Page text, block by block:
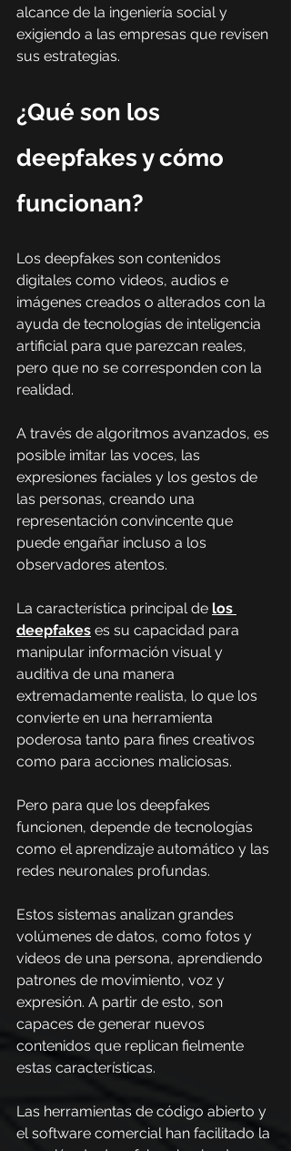
alcance de la ingeniería social y
exigiendo a las empresas que revisen
sus estrategias.
¿Qué son los
deepfakes y cómo
funcionan?
Los deepfakes son contenidos
digitales como videos, audios e
imágenes creados o alterados con la
ayuda de tecnologías de inteligencia
artificial para que parezcan reales,
pero que no se corresponden con la
realidad.
A través de algoritmos avanzados, es
posible imitar las voces, las
expresiones faciales y los gestos de
las personas, creando una
representación convincente que
puede engañar incluso a los
observadores atentos.
La característica principal de los
deepfakes es su capacidad para
manipular información visual y
auditiva de una manera
extremadamente realista, lo que los
convierte en una herramienta
poderosa tanto para fines creativos
como para acciones maliciosas.
Pero para que los deepfakes
funcionen, depende de tecnologías
como el aprendizaje automático y las
redes neuronales profundas.
Estos sistemas analizan grandes
volúmenes de datos, como fotos y
videos de una persona, aprendiendo
patrones de movimiento, voz y
expresión. A partir de esto, son
capaces de generar nuevos
contenidos que replican fielmente
estas características.
Las herramientas de código abierto y
el software comercial han facilitado la